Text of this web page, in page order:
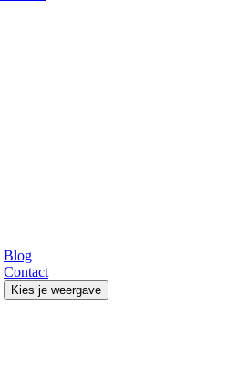
Blog
Contact
Kies je weergave